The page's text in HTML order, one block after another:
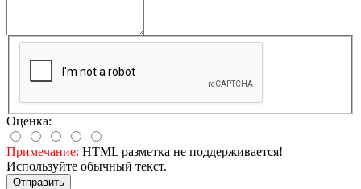
Оценка:
Примечание: HTML разметка не поддерживается!
Используйте обычный текст.
Отправить